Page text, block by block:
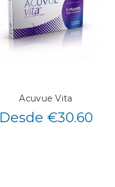
Acuvue Vita
Desde €30.60